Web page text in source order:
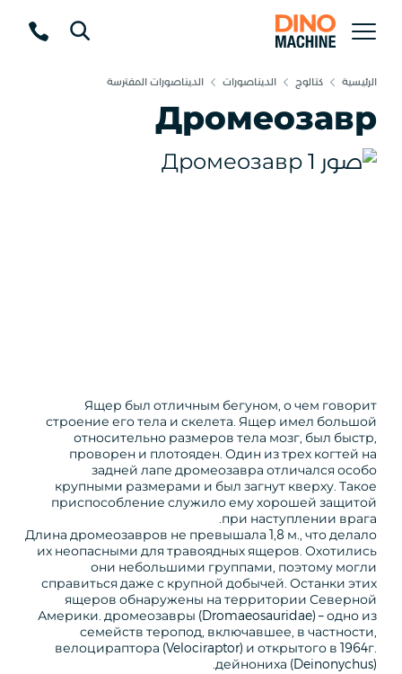
الرئيسية كتالوج الديناصورات الديناصورات المفترسة
Дромеозавр
Ящер был отличным бегуном, о чем говорит
строение его тела и скелета. Ящер имел большой
относительно размеров тела мозг, был быстр,
проворен и плотояден. Один из трех когтей на
задней лапе дромеозавра отличался особо
крупными размерами и был загнут кверху. Такое
приспособление служило ему хорошей защитой
при наступлении врага.
Длина дромеозавров не превышала 1,8 м., что делало
их неопасными для травоядных ящеров. Охотились
они небольшими группами, поэтому могли
справиться даже с крупной добычей. Останки этих
ящеров обнаружены на территории Северной
Америки. дромеозавры (Dromaeosauridae) – одно из
семейств теропод, включавшее, в частности,
велоцираптора (Velociraptor) и открытого в 1964г.
дейнониха (Deinonychus).